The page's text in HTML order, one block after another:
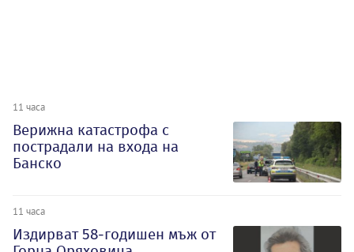
11 часа
Верижна катастрофа с
пострадали на входа на
Банско
11 часа
Издирват 58-годишен мъж от